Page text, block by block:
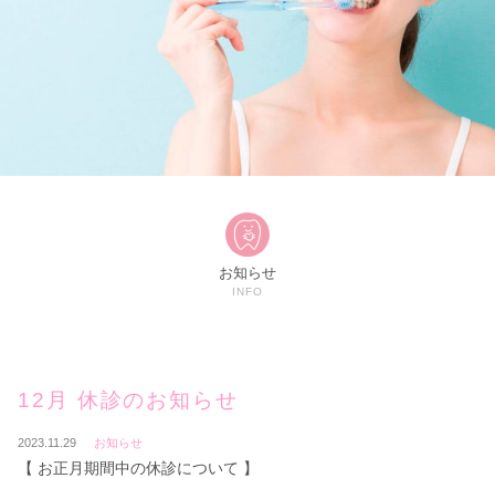
お知らせ
INFO
12月 休診のお知らせ
2023.11.29 お知らせ
【 お正月期間中の休診について 】